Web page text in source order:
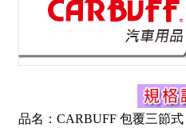
品名：CARBUFF 包覆三節式